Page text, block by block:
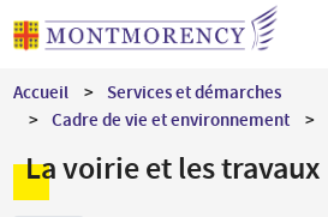
Aller
au
principal
Accueil
Services et démarches
Cadre de vie et environnement
La voirie et les travaux